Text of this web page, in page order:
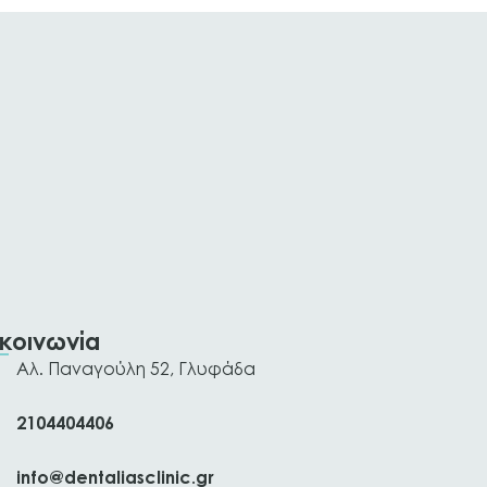
Αλ. Παναγούλη 52, Γλυφάδα
2104404406
info@dentaliasclinic.gr